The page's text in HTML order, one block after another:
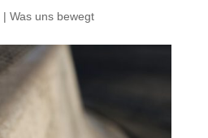
| Was uns bewegt